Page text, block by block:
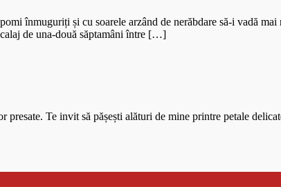
înmuguriți și cu soarele arzând de nerăbdare să-i vadă
de una-două săptamâni între […]
Te invit să pășești alături de mine printre petale